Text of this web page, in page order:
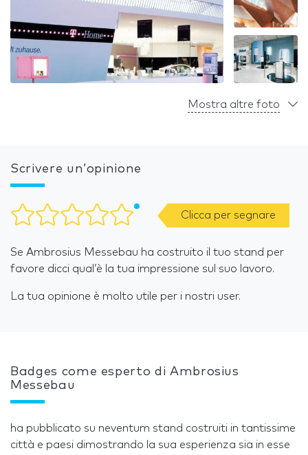
Mostra altre foto
Scrivere un’opinione
Clicca per segnare
Se Ambrosius Messebau ha costruito il tuo stand per
favore dicci qual’è la tua impressione sul suo lavoro.
La tua opinione è molto utile per i nostri user.
Badges come esperto di Ambrosius
Messebau
ha pubblicato su neventum stand costruiti in tantissime
città e paesi dimostrando la sua esperienza sia in esse